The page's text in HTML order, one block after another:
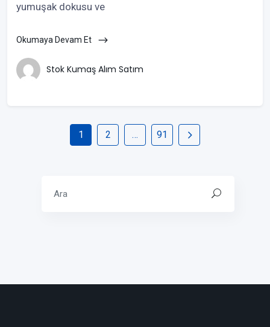
yumuşak dokusu ve
Okumaya Devam Et
Stok Kumaş Alım Satım
1 2 … 91